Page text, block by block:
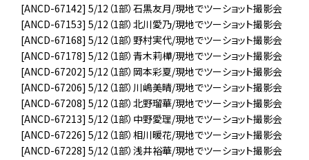
[ANCD-67142] 5/12（1部）石黒友月/現地でツーショット撮影会
[ANCD-67153] 5/12（1部）北川愛乃/現地でツーショット撮影会
[ANCD-67168] 5/12（1部）野村実代/現地でツーショット撮影会
[ANCD-67178] 5/12（1部）青木莉樺/現地でツーショット撮影会
[ANCD-67202] 5/12（1部）岡本彩夏/現地でツーショット撮影会
[ANCD-67206] 5/12（1部）川嶋美晴/現地でツーショット撮影会
[ANCD-67208] 5/12（1部）北野瑠華/現地でツーショット撮影会
[ANCD-67213] 5/12（1部）中野愛理/現地でツーショット撮影会
[ANCD-67226] 5/12（1部）相川暖花/現地でツーショット撮影会
[ANCD-67228] 5/12（1部）浅井裕華/現地でツーショット撮影会